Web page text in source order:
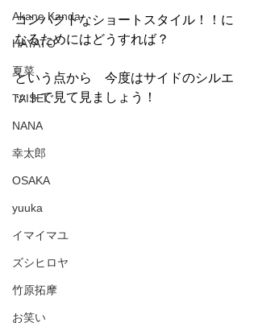
Akane Kanda
HAYATO
夏菜
TAISEI
NANA
幸太郎
OSAKA
yuuka
イマイマユ
ズシヒロヤ
竹原拓摩
お笑い
コンパクトなショートスタイル！！に
なるためにはどうすれば？
という点から　今度はサイドのシルエ
ットで見て見ましょう！